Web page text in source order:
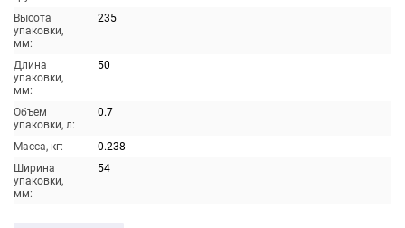
Высота
упаковки,
мм:
235
Длина
упаковки,
мм:
50
Объем
упаковки, л:
0.7
Масса, кг:
0.238
Ширина
упаковки,
мм:
54